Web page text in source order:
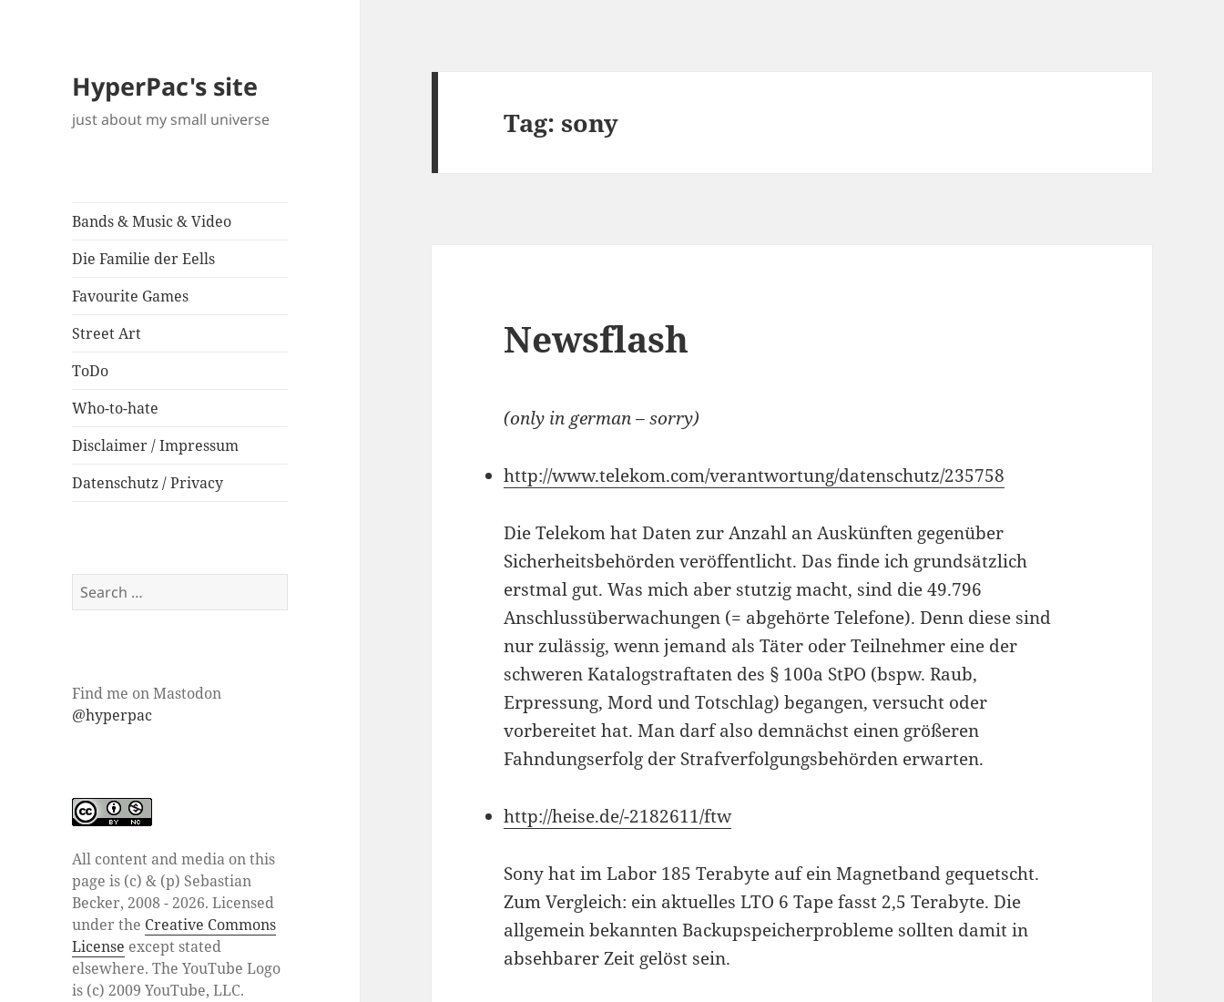
HyperPac's site
just about my small universe
Bands & Music & Video
Die Familie der Eells
Favourite Games
Street Art
ToDo
Who-to-hate
Disclaimer / Impressum
Datenschutz / Privacy
Search
for:
Find me on Mastodon
@hyperpac
All content and media on this
page is (c) & (p) Sebastian
Becker, 2008 - 2026. Licensed
under the Creative Commons
License except stated
elsewhere. The YouTube Logo
is (c) 2009 YouTube, LLC.
Tag:sony
Newsflash
(only in german – sorry)
http://www.telekom.com/verantwortung/datenschutz/235758
Die Telekom hat Daten zur Anzahl an Auskünften gegenüber
Sicherheitsbehörden veröffentlicht. Das finde ich grundsätzlich
erstmal gut. Was mich aber stutzig macht, sind die 49.796
Anschlussüberwachungen (= abgehörte Telefone). Denn diese sind
nur zulässig, wenn jemand als Täter oder Teilnehmer eine der
schweren Katalogstraftaten des § 100a StPO (bspw. Raub,
Erpressung, Mord und Totschlag) begangen, versucht oder
vorbereitet hat. Man darf also demnächst einen größeren
Fahndungserfolg der Strafverfolgungsbehörden erwarten.
http://heise.de/-2182611/ftw
Sony hat im Labor 185 Terabyte auf ein Magnetband gequetscht.
Zum Vergleich: ein aktuelles LTO 6 Tape fasst 2,5 Terabyte. Die
allgemein bekannten Backupspeicherprobleme sollten damit in
absehbarer Zeit gelöst sein.